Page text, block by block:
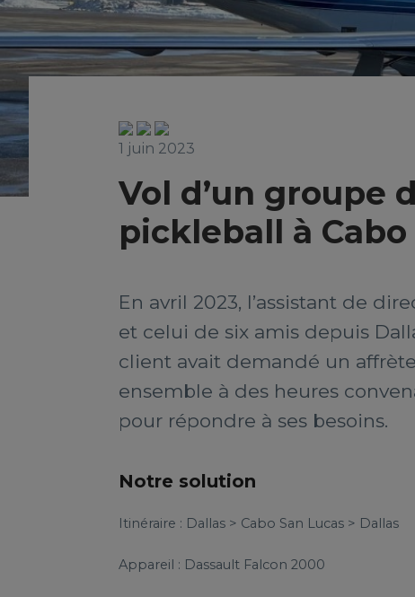
1 juin 2023
Vol d’un groupe
pickleball à Cabo
En avril 2023, l’assistant de
et celui de six amis depuis
client avait demandé un
ensemble à des heures
pour répondre à ses besoins.
Notre solution
Itinéraire : Dallas > Cabo San Lucas > Dallas
Appareil : Dassault Falcon 2000